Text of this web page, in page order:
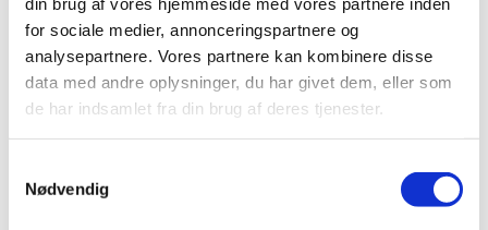
for sociale medier, annonceringspartnere og
analysepartnere. Vores partnere kan kombinere disse
data med andre oplysninger, du har givet dem, eller som
de har indsamlet fra din brug af deres tjenester.
Nødvendig
Lægemiddelstyrelsen indleder ad hoc
revurdering af tilskudsstatus i ATC–gruppe
C09C, C09D og C09X
|12. marts 2010|
En lang række lægemiddelvirksomheder har den 8. marts